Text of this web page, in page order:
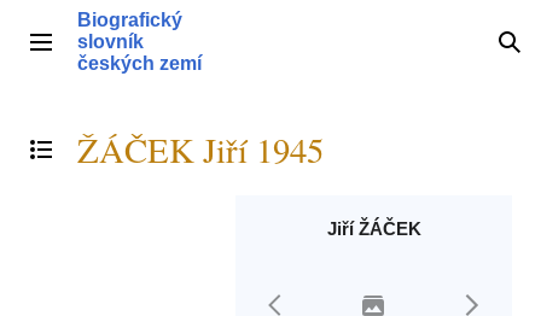
obsahHlavní menu
Biografický
slovník
českých zemí
Přepnout obsah
ŽÁČEK Jiří 1945
Jiří ŽÁČEK